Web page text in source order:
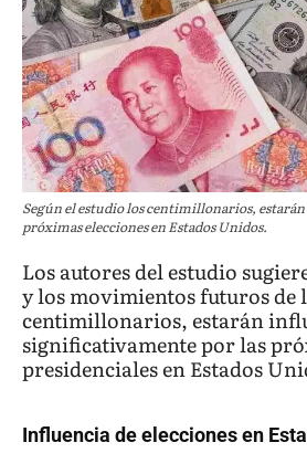
Según el estudio los centimillonarios,
próximas elecciones en Estados Unidos.
Los autores del estudio
y los movimientos futuros de
centimillonarios, estarán
significativamente por las
presidenciales en Estados
Influencia de elecciones en